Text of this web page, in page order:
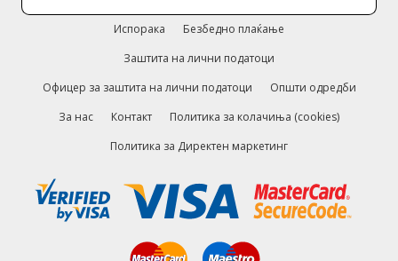
Испорака
Безбедно плаќање
Заштита на лични податоци
Офицер за заштита на лични податоци
Општи одредби
За нас
Контакт
Политика за колачиња (cookies)
Политика за Директен маркетинг